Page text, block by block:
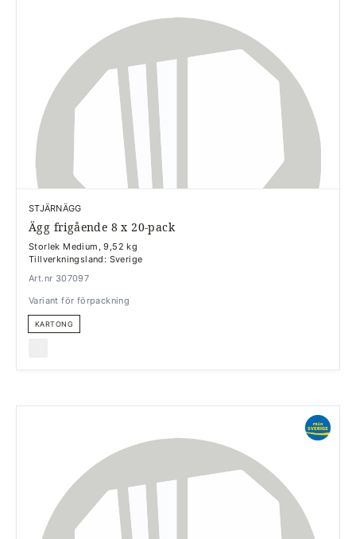
STJÄRNÄGG
Ägg frigående 8 x 20-pack
Storlek Medium, 9,52 kg
Tillverkningsland: Sverige
Art.nr 307097
Variant för förpackning
KARTONG